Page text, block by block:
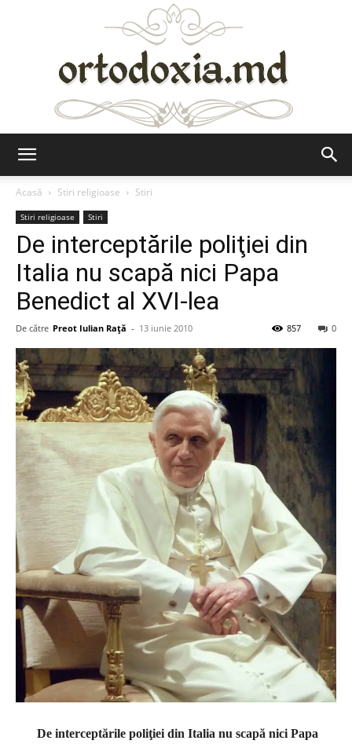
Acasă
Stiri religioase Stiri
Stiri religioase Stiri
De interceptările poliţiei din
Italia nu scapă nici Papa
Benedict al XVI-lea
De către Preot Iulian Raţă - 13 iunie 2010 0
857
De interceptările poliţiei din Italia nu scapă nici Papa